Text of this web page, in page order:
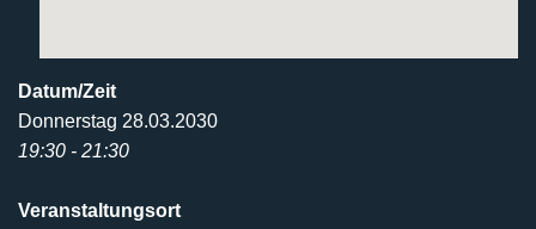
Datum/Zeit
Donnerstag 28.03.2030
19:30 - 21:30
Veranstaltungsort